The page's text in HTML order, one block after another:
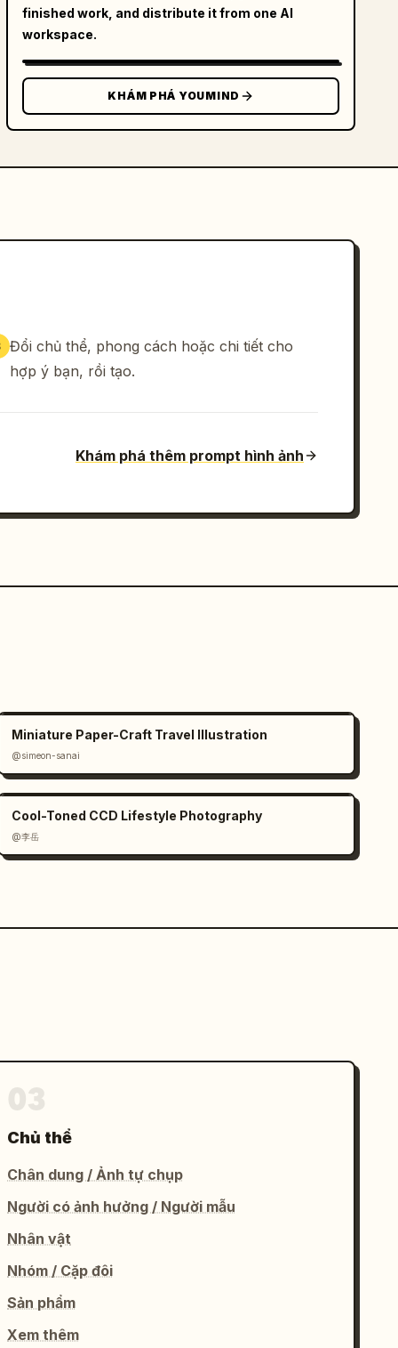
finished work, and distribute it from one AI
workspace.
KHÁM PHÁ YOUMIND
Đổi chủ thể, phong cách hoặc chi tiết cho
hợp ý bạn, rồi tạo.
Khám phá thêm prompt hình ảnh
Miniature Paper-Craft Travel Illustration
@simeon-sanai
Cool-Toned CCD Lifestyle Photography
@李岳
Chủ thể
Chân dung / Ảnh tự chụp
Người có ảnh hưởng / Người mẫu
Nhân vật
Nhóm / Cặp đôi
Sản phẩm
Xem thêm